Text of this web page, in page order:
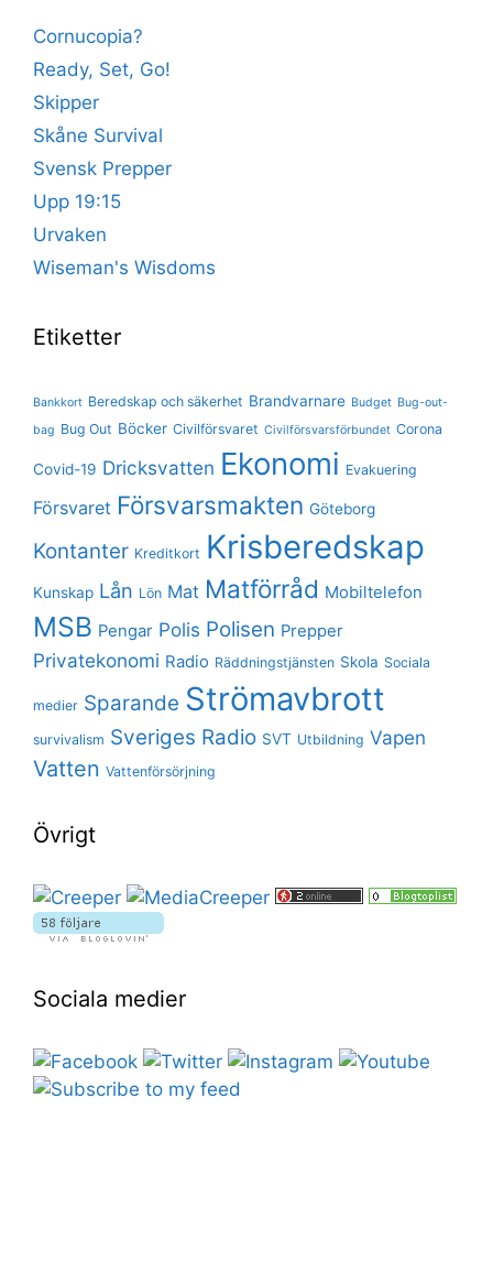
Cornucopia?
Ready, Set, Go!
Skipper
Skåne Survival
Svensk Prepper
Upp 19:15
Urvaken
Wiseman's Wisdoms
Etiketter
Bankkort Beredskap och säkerhet Brandvarnare Budget Bug-out-
bag Bug Out Böcker Civilförsvaret Civilförsvarsförbundet Corona
Covid-19 Dricksvatten Ekonomi Evakuering
Försvaret Försvarsmakten Göteborg
Kontanter Kreditkort Krisberedskap
Kunskap Lån Lön Mat Matförråd Mobiltelefon
MSB Pengar Polis Polisen Prepper
Privatekonomi Radio Räddningstjänsten Skola Sociala
medier Sparande Strömavbrott
survivalism Sveriges Radio SVT Utbildning Vapen
Vatten Vattenförsörjning
Övrigt
Sociala medier